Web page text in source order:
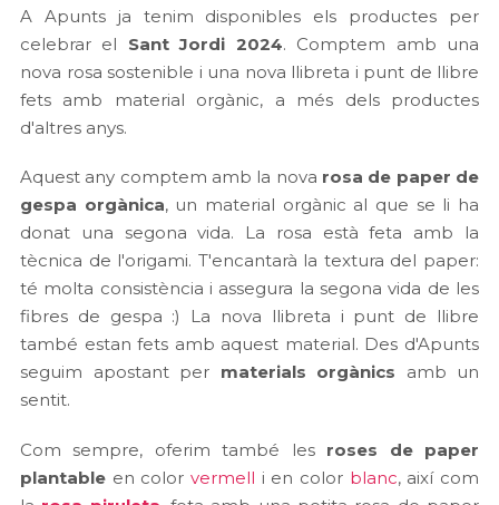
A Apunts ja tenim disponibles els productes per
celebrar el Sant Jordi 2024. Comptem amb una
nova rosa sostenible i una nova llibreta i punt de llibre
fets amb material orgànic, a més dels productes
d'altres anys.
Aquest any comptem amb la nova rosa de paper de
gespa orgànica, un material orgànic al que se li ha
donat una segona vida. La rosa està feta amb la
tècnica de l'origami. T'encantarà la textura del paper:
té molta consistència i assegura la segona vida de les
fibres de gespa :) La nova llibreta i punt de llibre
també estan fets amb aquest material. Des d'Apunts
seguim apostant per materials orgànics amb un
sentit.
Com sempre, oferim també les roses de paper
plantable en color vermell i en color blanc, així com